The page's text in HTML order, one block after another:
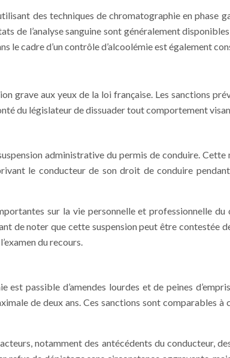
des techniques de chromatographie en
de l’analyse sanguine sont généralement
le cadre d’un contrôle d’alcoolémie est également
grave aux yeux de la loi française. Les sanctions
du législateur de dissuader tout comportement
administrative du permis de conduire.
le conducteur de son droit de conduire
sur la vie personnelle et professionnelle
noter que cette suspension peut être contestée
du recours.
passible d’amendes lourdes et de peines
de deux ans. Ces sanctions sont comparables
notamment des antécédents du conducteur,